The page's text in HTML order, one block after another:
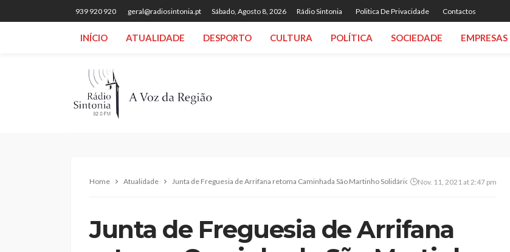
939 920 920 geral@radiosintonia.pt Sábado, Agosto 8, 2026 Rádio Sintonia Politica De Privacidade Contactos
INÍCIO ATUALIDADE DESPORTO CULTURA POLÍTICA SOCIEDADE EMPRESAS
Home Atualidade Junta de Freguesia de Arrifana retoma Caminhada São Martinho Solidário para ajudar famílias carenciadas
Nov. 11, 2021 at 2:47 pm
Junta de Freguesia de Arrifana